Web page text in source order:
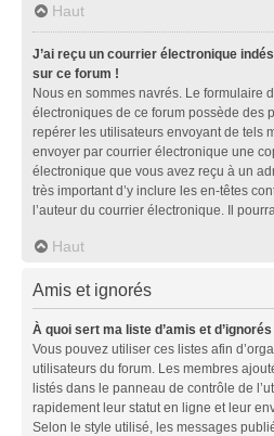
Haut
J’ai reçu un courrier électronique
sur ce forum !
Nous en sommes navrés. Le formulaire
électroniques de ce forum possède des
repérer les utilisateurs envoyant de tels
envoyer par courrier électronique une
électronique que vous avez reçu à un
très important d’y inclure les en-têtes
l’auteur du courrier électronique. Il
Haut
Amis et ignorés
À quoi sert ma liste d’amis et d’ignorés
Vous pouvez utiliser ces listes afin
utilisateurs du forum. Les membres
listés dans le panneau de contrôle de
rapidement leur statut en ligne et leur
Selon le style utilisé, les messages